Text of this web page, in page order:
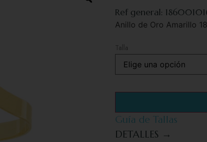
Ref general:
Anillo de Oro Amarillo
Guía de Tallas
DETALLES →